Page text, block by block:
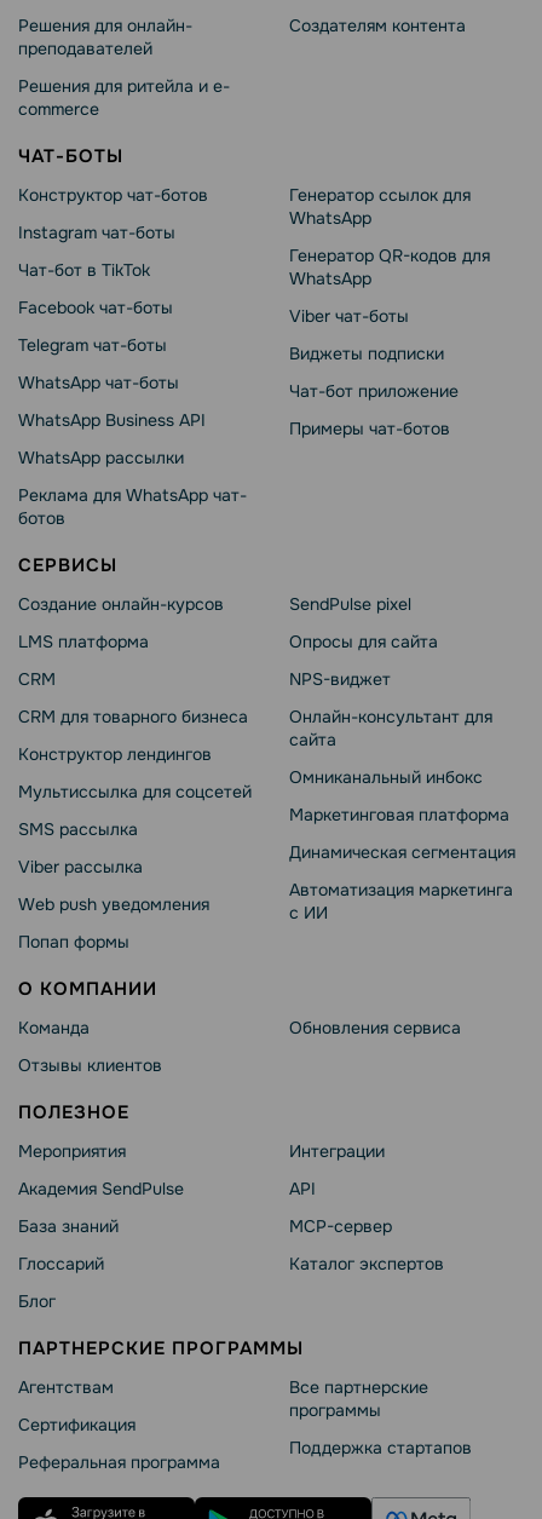
Решения для онлайн-
преподавателей
Решения для ритейла и e-
commerce
Создателям контента
ЧАТ-БОТЫ
Конструктор чат-ботов
Instagram чат-боты
Чат-бот в TikTok
Facebook чат-боты
Telegram чат-боты
WhatsApp чат-боты
WhatsApp Business API
WhatsApp рассылки
Реклама для WhatsApp чат-
ботов
Генератор ссылок для
WhatsApp
Генератор QR-кодов для
WhatsApp
Viber чат-боты
Виджеты подписки
Чат-бот приложение
Примеры чат-ботов
СЕРВИСЫ
Создание онлайн-курсов
LMS платформа
CRM
CRM для товарного бизнеса
Конструктор лендингов
Мультиссылка для соцсетей
SMS рассылка
Viber рассылка
Web push уведомления
Попап формы
SendPulse pixel
Опросы для сайта
NPS-виджет
Онлайн-консультант для
сайта
Омниканальный инбокс
Маркетинговая платформа
Динамическая сегментация
Автоматизация маркетинга
с ИИ
О КОМПАНИИ
Команда
Отзывы клиентов
Обновления сервиса
ПОЛЕЗНОЕ
Мероприятия
Академия SendPulse
База знаний
Глоссарий
Блог
Интеграции
API
MCP-сервер
Каталог экспертов
ПАРТНЕРСКИЕ ПРОГРАММЫ
Агентствам
Сертификация
Реферальная программа
Все партнерские
программы
Поддержка стартапов